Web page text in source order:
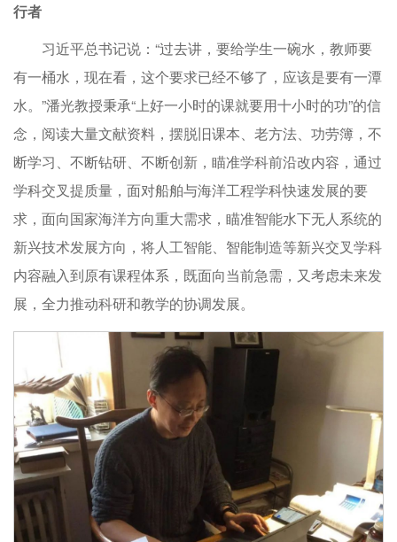
行者
习近平总书记说：“过去讲，要给学生一碗水，教师要
有一桶水，现在看，这个要求已经不够了，应该是要有一潭
水。”潘光教授秉承“上好一小时的课就要用十小时的功”的信
念，阅读大量文献资料，摆脱旧课本、老方法、功劳簿，不
断学习、不断钻研、不断创新，瞄准学科前沿改内容，通过
学科交叉提质量，面对船舶与海洋工程学科快速发展的要
求，面向国家海洋方向重大需求，瞄准智能水下无人系统的
新兴技术发展方向，将人工智能、智能制造等新兴交叉学科
内容融入到原有课程体系，既面向当前急需，又考虑未来发
展，全力推动科研和教学的协调发展。